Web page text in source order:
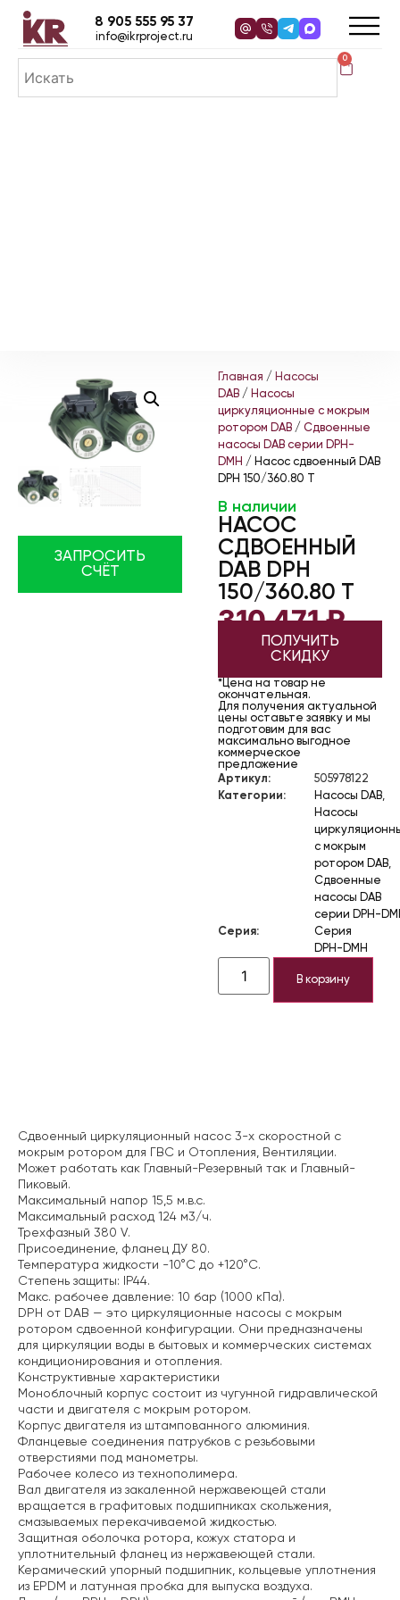
0
8 905 555 95 37
info@ikrproject.ru
ЗАПРОСИТЬ
СЧЁТ
Главная / Насосы
DAB / Насосы
циркуляционные с мокрым
ротором DAB / Сдвоенные
насосы DAB серии DPH-
DMH / Насос сдвоенный DAB
DPH 150/360.80 T
В наличии
НАСОС
СДВОЕННЫЙ
DAB DPH
150/360.80 T
310 471₽
ПОЛУЧИТЬ
СКИДКУ
*Цена на товар не
окончательная.
Для получения актуальной
цены оставьте заявку и мы
подготовим для вас
максимально выгодное
коммерческое
предложение
Артикул:
505978122
Категории:
Насосы DAB,
Насосы
с мокрым
ротором DAB,
Сдвоенные
насосы DAB
серии DPH-
Серия:
Серия
DPH-DMH
В корзину
Сдвоенный циркуляционный насос 3-х скоростной с
мокрым ротором для ГВС и Отопления, Вентиляции.
Может работать как Главный-Резервный так и Главный-
Пиковый.
Максимальный напор 15,5 м.в.с.
Максимальный расход 124 м3/ч.
Трехфазный 380 V.
Присоединение, фланец ДУ 80.
Температура жидкости -10°C до +120°C.
Степень защиты: IP44.
Макс. рабочее давление: 10 бар (1000 кПа).
DPH от DAB — это циркуляционные насосы с мокрым
ротором сдвоенной конфигурации. Они предназначены
для циркуляции воды в бытовых и коммерческих системах
кондиционирования и отопления.
Конструктивные характеристики
Моноблочный корпус состоит из чугунной гидравлической
части и двигателя с мокрым ротором.
Корпус двигателя из штампованного алюминия.
Фланцевые соединения патрубков с резьбовыми
отверстиями под манометры.
Рабочее колесо из технополимера.
Вал двигателя из закаленной нержавеющей стали
вращается в графитовых подшипниках скольжения,
смазываемых перекачиваемой жидкостью.
Защитная оболочка ротора, кожух статора и
уплотнительный фланец из нержавеющей стали.
Керамический упорный подшипник, кольцевые уплотнения
из EPDM и латунная пробка для выпуска воздуха.